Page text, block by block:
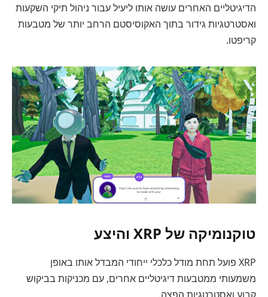
הדיגיטליים האחרים עושה אותו ליעיל עבור ניהול תיקי השקעות
ואסטרטגיות גידור בתוך האקוסיסטם הרחב יותר של מטבעות
קריפטו.
טוקנומיקה של XRP והיצע
XRP פועל תחת מודל כלכלי ייחודי המבדל אותו באופן
משמעותי ממטבעות דיגיטליים אחרים, עם מכניקות בביקוש